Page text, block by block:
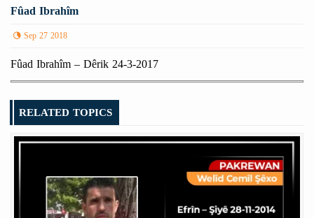
Fûad Ibrahîm
Sep 27 2018
Fûad Ibrahîm – Dêrik 24-3-2017
RELATED TOPICS